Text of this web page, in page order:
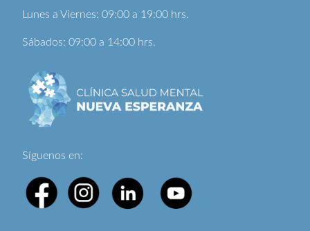
Lunes a Viernes: 09:00 a 19:00 hrs.
Sábados: 09:00 a 14:00 hrs.
Síguenos en: